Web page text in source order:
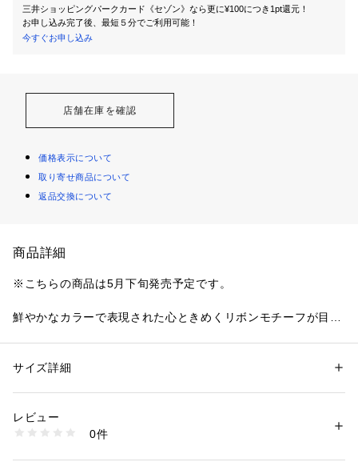
三井ショッピングパークカード《セゾン》なら更に¥100につき1pt還元！
お申し込み完了後、最短５分でご利用可能！
今すぐお申し込み
店舗在庫を確認
価格表示について
取り寄せ商品について
返品交換について
商品詳細
※こちらの商品は5月下旬発売予定です。
鮮やかなカラーで表現された心ときめくリボンモチーフが目を
り上げられ世界的にも有名なフランスのテキスタイルメーカー
リエステルシルクのタフタ素材を使用。
スカートは前後に大きなタックを施すことで生まれるドラマテ
性別：レディース
素材：表地：ポリエステル65％　シルク35％　裏地：キュプラ
洗濯：洗濯不可、漂白不可、アイロン仕上げ可、ドライ可、ウエットクリ
商品番号：1095000020099 （モール）
サイズ詳細
レビュー
0件